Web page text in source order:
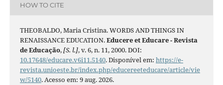
HOW TO CITE
THEOBALDO, Maria Cristina. WORDS AND THINGS IN
RENAISSANCE EDUCATION.Educere et Educare - Revista
de Educação,[S. l.], v. 6, n. 11, 2000. DOI:
10.17648/educare.v6i11.5140. Disponível em: https://e-
revista.unioeste.br/index.php/educereeteducare/article/vie
w/5140. Acesso em: 9 aug. 2026.